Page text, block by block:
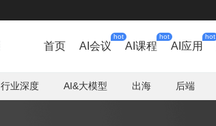
首页 AI会议
hot
AI课程
hot
AI应用
hot
行业深度 AI&大模型 出海 后端